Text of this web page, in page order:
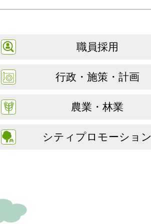
職員採用
行政・施策・計画
農業・林業
シティプロモーション